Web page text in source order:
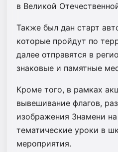
в Великой
Также был дан старт
которые пройдут по
далее отправятся в
знаковые и памятные
Кроме того, в рамках
вывешивание флагов,
изображения Знамени
тематические уроки в
мероприятия.